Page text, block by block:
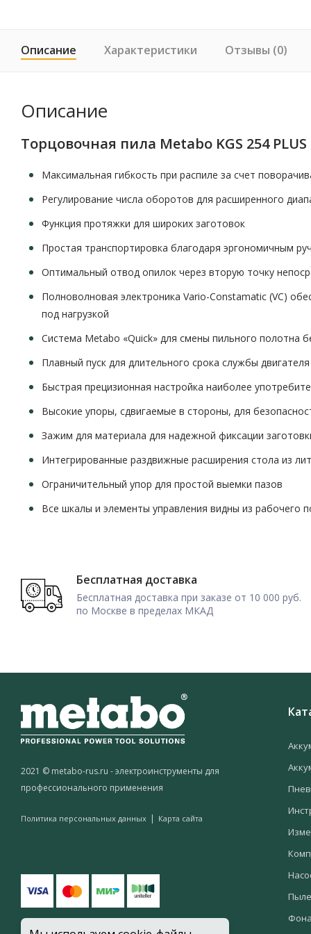
Описание Характеристики Отзывы (0)
Описание
Торцовочная пила Metabo KGS 254 PLUS
Максимальная гибкость при распиле за счет
Регулирование числа оборотов для расширенного
Функция протяжки для широких заготовок
Простая транспортировка благодаря эргономичным
Оптимальный отвод опилок через вторую точку
Полноволновая электроника Vario-Constamatic (VC)
под нагрузкой
Система Metabo «Quick» для смены пильного полотна
Плавный пуск для длительного срока службы
Быстрая прецизионная настройка наиболее
Высокие упоры, сдвигаемые в стороны, для
Зажим для материала для надежной фиксации
Интегрированные раздвижные расширения стола из
Ограничительный упор для простой выемки пазов
Все шкалы и элементы управления видны из рабочего
Бесплатная доставка
Бесплатная доставка при заказе от 10 000 руб.
по Москве в пределах МКАД
2021 © metabo-rus.ru - электроинструменты для
профессионального применения
Политика персональных данных | Карта сайта